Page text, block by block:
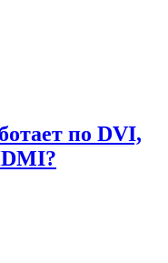
по DVI,